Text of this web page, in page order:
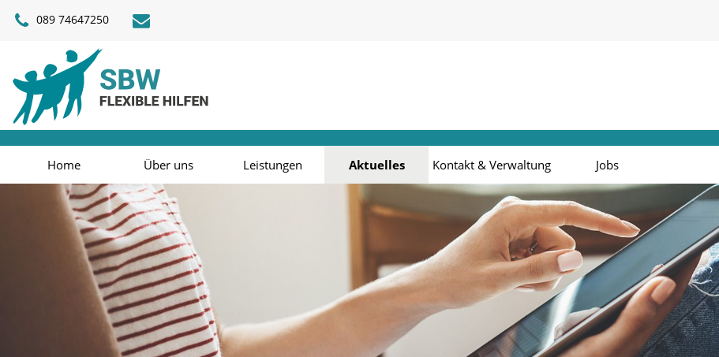
089 74647250
Home Über uns Leistungen Aktuelles Kontakt & Verwaltung Jobs